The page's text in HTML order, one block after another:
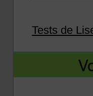
Tests de